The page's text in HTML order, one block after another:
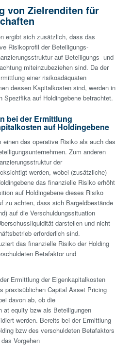
von Zielrenditen für
ergibt sich zusätzlich, dass das
Risikoprofil der Beteiligungs­
auf Beteiligungs- und
miteinzubeziehen sind. Da der
einer risikoadäquaten
dessen Kapitalkosten sind, werden in
Spezifika auf Holdin­gebene betrachtet.
bei der Ermittlung
auf Holdingebene
einen das operative Risiko als auch das
Zum anderen
der
werden, wobei (zusätzliche)
das finanzielle Risiko erhöht
auf Holdin­gebene dieses Risiko
zu achten, dass sich Bargeldbestände
auf die Verschuldungssituation
darstellen und nicht
erforderlich sind.
das finanzielle Risiko der Holding
Betafaktor und
Ermittlung der Eigenkapitalkosten
praxisüblichen Capital Asset Pricing
davon ab, ob die
at equity bzw als Beteiligungen
werden. Bereits bei der Ermittlung
bzw des verschuldeten Betafaktors
Vorgehen